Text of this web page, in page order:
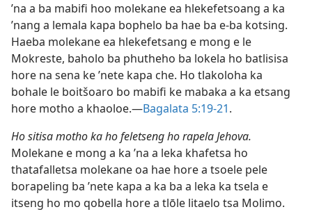
’na a ba mabifi hoo molekane ea hlekefetsoang a ka
’nang a lemala kapa bophelo ba hae ba e-ba kotsing.
Haeba molekane ea hlekefetsang e mong e le
Mokreste, baholo ba phutheho ba lokela ho batlisisa
hore na sena ke ’nete kapa che. Ho tlakoloha ka
bohale le boitšoaro bo mabifi ke mabaka a ka etsang
hore motho a khaoloe.—Bagalata 5:19-21.
Ho sitisa motho ka ho feletseng ho rapela Jehova.
Molekane e mong a ka ’na a leka khafetsa ho
thatafalletsa molekane oa hae hore a tsoele pele
borapeling ba ’nete kapa a ka ba a leka ka tsela e
itseng ho mo qobella hore a tlōle litaelo tsa Molimo.